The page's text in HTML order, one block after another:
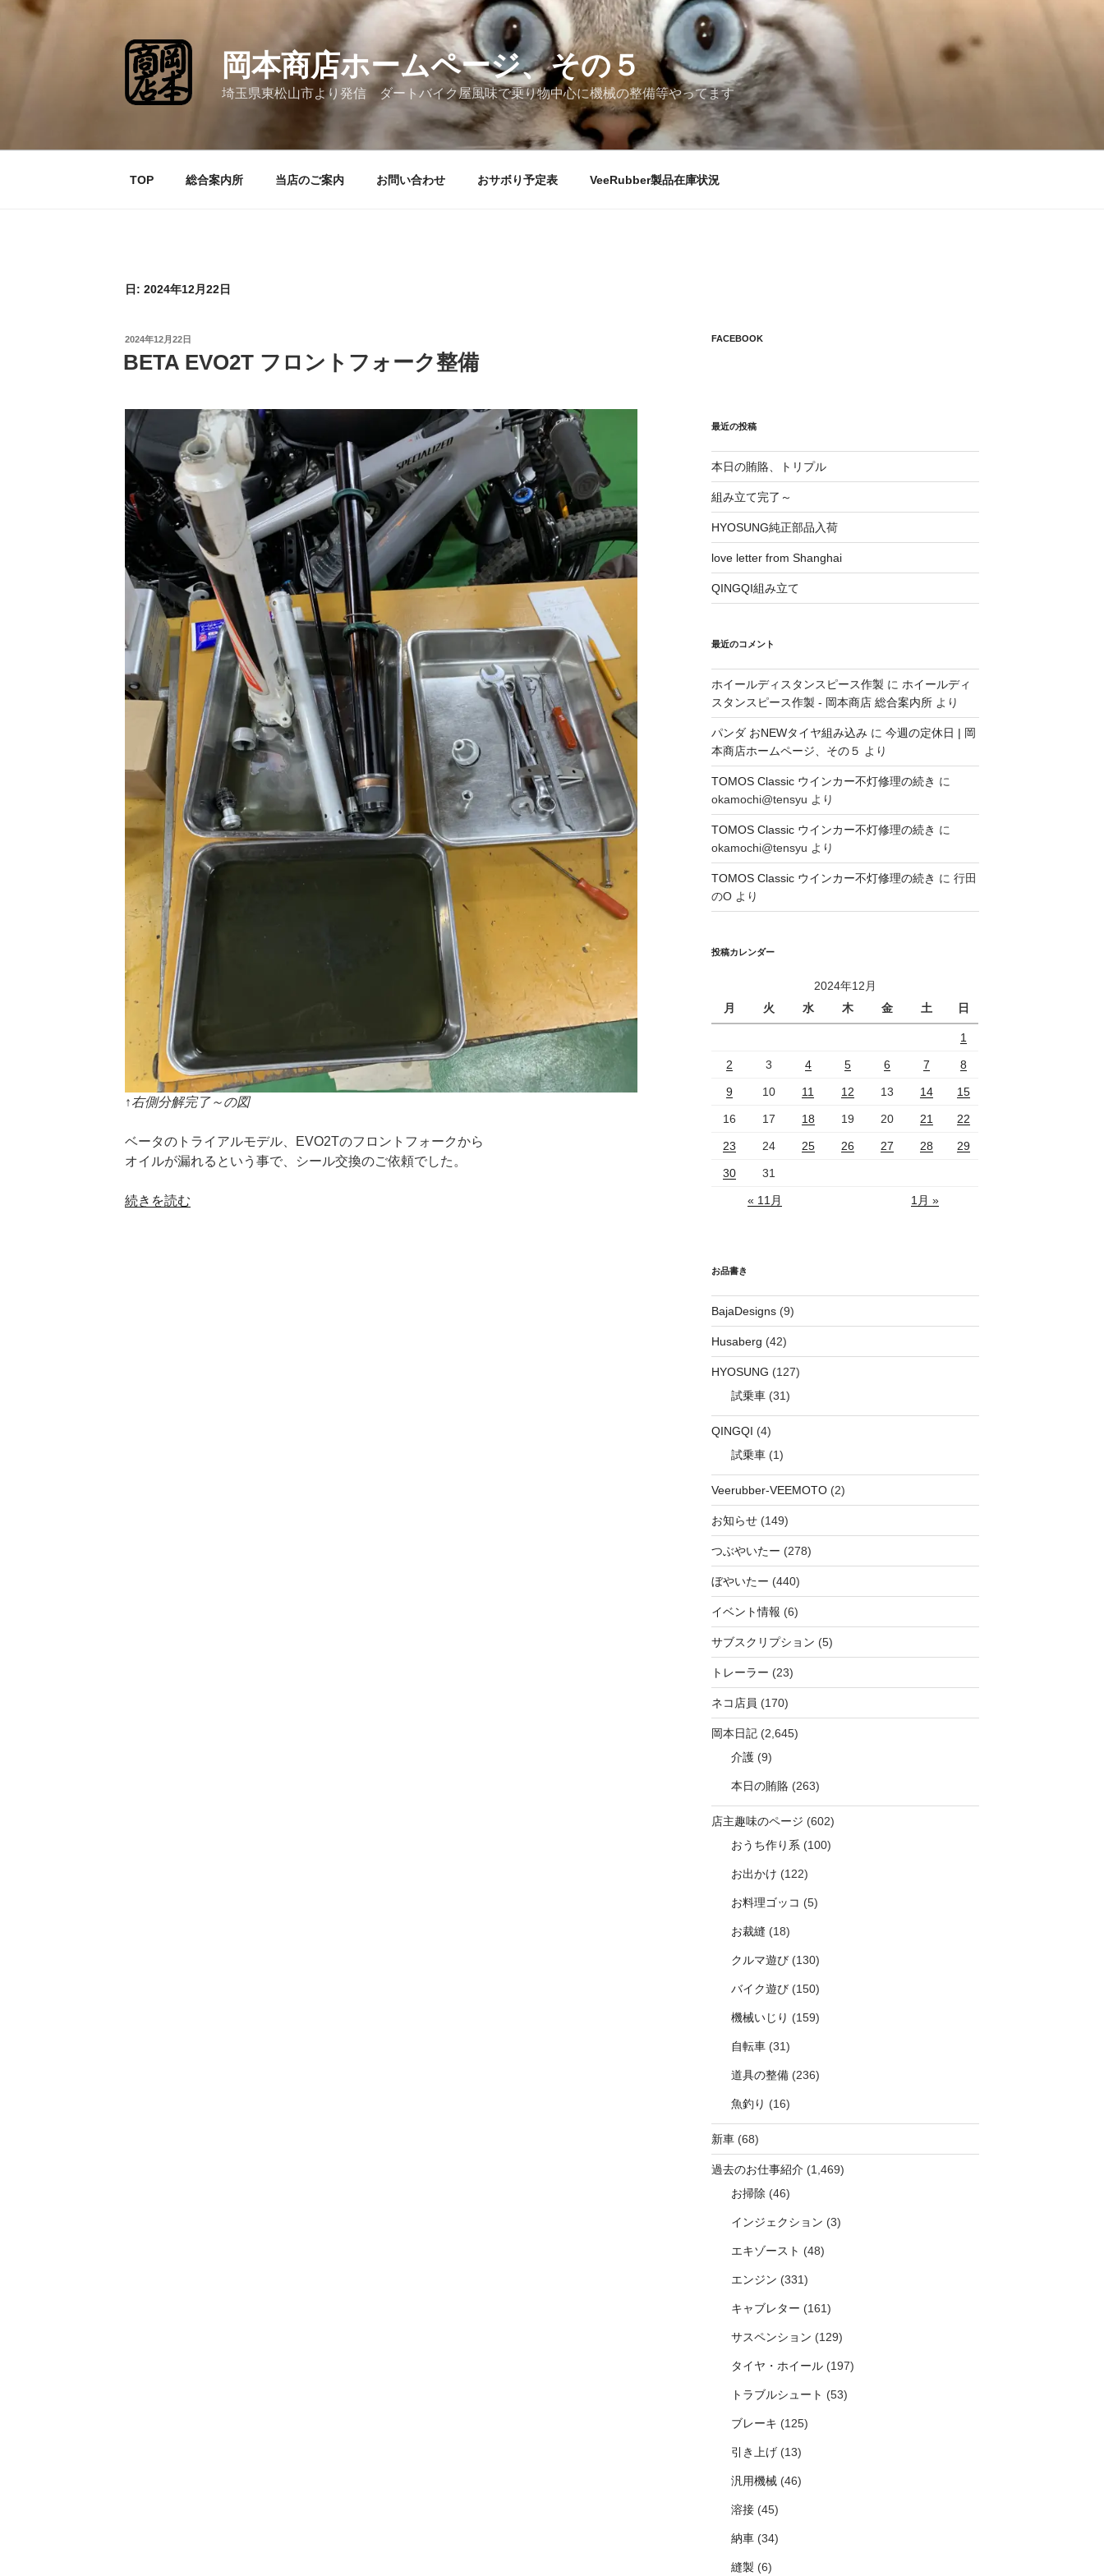
キ
岡本商店ホームページ、その５
埼玉県東松山市より発信 ダートバイク屋風味で乗り物中心に機械の整備等やってます
TOP 総合案内所 当店のご案内 お問い合わせ おサボり予定表 VeeRubber製品在庫状況
日: 2024年12月22日
投
日:
2024年12月22日
BETA EVO2T フロントフォーク整備
↑右側分解完了～の図
ベータのトライアルモデル、EVO2Tのフロントフォークから
オイルが漏れるという事で、シール交換のご依頼でした。
“BETA
続きを読む
FACEBOOK
最近の投稿
本日の賄賂、トリプル
組み立て完了～
HYOSUNG純正部品入荷
love letter from Shanghai
QINGQI組み立て
最近のコメント
ホイールディスタンスピース作製 に ホイールディ
スタンスピース作製 - 岡本商店 総合案内所 より
パンダ おNEWタイヤ組み込み に今週の定休日 | 岡
本商店ホームページ、その５ より
TOMOS Classic ウインカー不灯修理の続き に
okamochi@tensyu より
TOMOS Classic ウインカー不灯修理の続き に
okamochi@tensyu より
TOMOS Classic ウインカー不灯修理の続き に行田
のO より
投稿カレンダー
2024年12月
月
火 水 木 金 土 日
1
2 3 4 5 6 7 8
9 10 11 12 13 14 15
16 17 18 19 20 21 22
23 24 25 26 27 28 29
30 31
« 11月 1月 »
お品書き
BajaDesigns (9)
Husaberg (42)
HYOSUNG (127)
試乗車 (31)
QINGQI (4)
試乗車 (1)
Veerubber-VEEMOTO (2)
お知らせ (149)
つぶやいたー (278)
ぼやいたー (440)
イベント情報 (6)
サブスクリプション (5)
トレーラー (23)
ネコ店員 (170)
岡本日記 (2,645)
介護 (9)
本日の賄賂 (263)
店主趣味のページ (602)
おうち作り系 (100)
お出かけ (122)
お料理ゴッコ (5)
お裁縫 (18)
クルマ遊び (130)
バイク遊び (150)
機械いじり (159)
自転車 (31)
道具の整備 (236)
魚釣り (16)
新車 (68)
過去のお仕事紹介 (1,469)
お掃除 (46)
インジェクション (3)
エキゾースト (48)
エンジン (331)
キャブレター (161)
サスペンション (129)
タイヤ・ホイール (197)
トラブルシュート (53)
ブレーキ (125)
引き上げ (13)
汎用機械 (46)
溶接 (45)
納車 (34)
縫製 (6)